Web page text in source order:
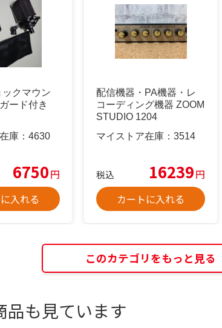
クマウン
ード付き
庫： 4630
6750円
入れる
配信機器・PA機器・レ
コーディング機器 ZOOM
STUDIO 1204
マイストア在庫： 3514
税込 16239円
カートに入れる
このカテゴリをもっと見る
品も見ています